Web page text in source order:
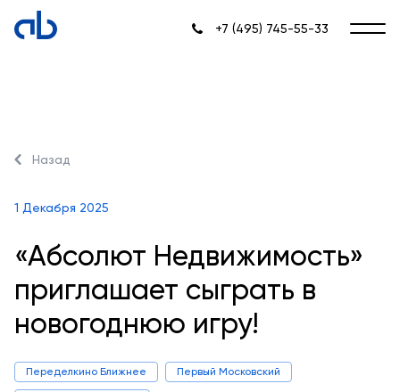
+7 (495) 745-55-33
Назад
1 Декабря 2025
«Абсолют Недвижимость»
приглашает сыграть в
новогоднюю игру!
Переделкино Ближнее Первый Московский